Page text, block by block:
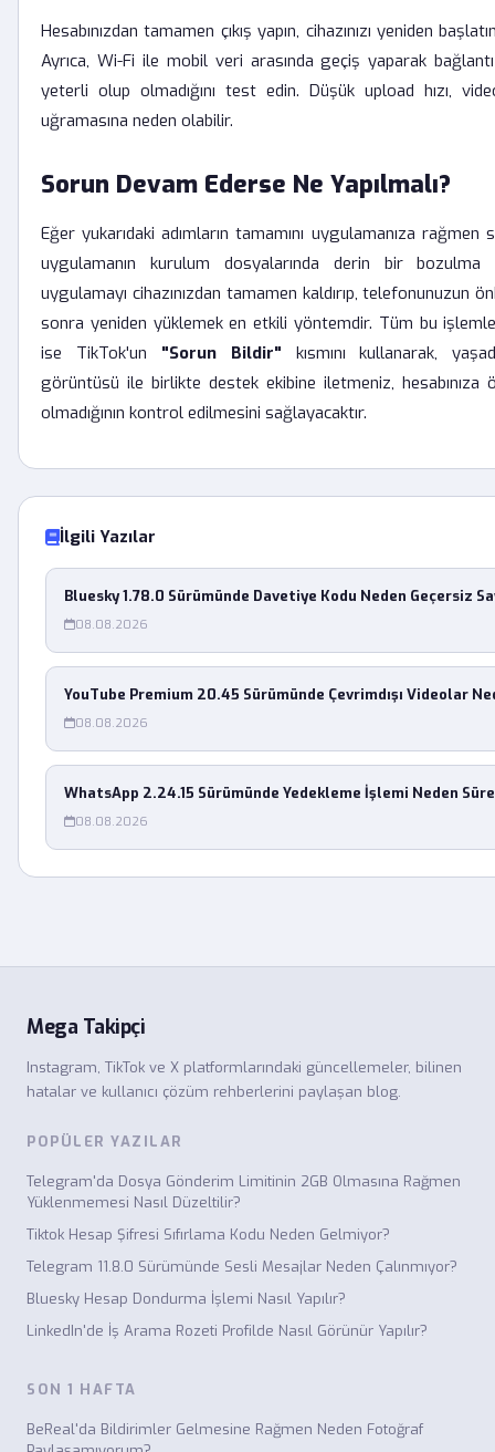
Hesabınızdan tamamen çıkış yapın, cihazınızı yeniden
Ayrıca, Wi-Fi ile mobil veri arasında geçiş yaparak bağlantı
yeterli olup olmadığını test edin. Düşük upload hızı,
uğramasına neden olabilir.
Sorun Devam Ederse Ne Yapılmalı?
Eğer yukarıdaki adımların tamamını uygulamanıza
uygulamanın kurulum dosyalarında derin bir
uygulamayı cihazınızdan tamamen kaldırıp, telefonunuzun
sonra yeniden yüklemek en etkili yöntemdir. Tüm bu
ise TikTok'un "Sorun Bildir" kısmını kullanarak,
görüntüsü ile birlikte destek ekibine iletmeniz, hesabınıza
olmadığının kontrol edilmesini sağlayacaktır.
İlgili Yazılar
Bluesky 1.78.0 Sürümünde Davetiye Kodu Neden Geçersiz
08.08.2026
YouTube Premium 20.45 Sürümünde Çevrimdışı Videolar
08.08.2026
WhatsApp 2.24.15 Sürümünde Yedekleme İşlemi Neden
08.08.2026
Mega Takipçi
Instagram, TikTok ve X platformlarındaki güncellemeler, bilinen
hatalar ve kullanıcı çözüm rehberlerini paylaşan blog.
POPÜLER YAZILAR
Telegram'da Dosya Gönderim Limitinin 2GB Olmasına Rağmen
Yüklenmemesi Nasıl Düzeltilir?
Tiktok Hesap Şifresi Sıfırlama Kodu Neden Gelmiyor?
Telegram 11.8.0 Sürümünde Sesli Mesajlar Neden Çalınmıyor?
Bluesky Hesap Dondurma İşlemi Nasıl Yapılır?
LinkedIn'de İş Arama Rozeti Profilde Nasıl Görünür Yapılır?
SON 1 HAFTA
BeReal'da Bildirimler Gelmesine Rağmen Neden Fotoğraf